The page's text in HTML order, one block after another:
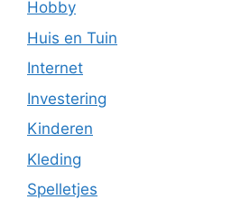
Hobby
Huis en Tuin
Internet
Investering
Kinderen
Kleding
Spelletjes